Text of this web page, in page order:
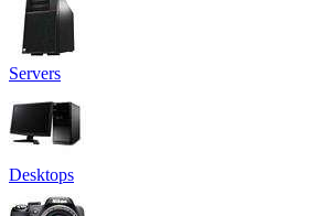
Servers
Desktops